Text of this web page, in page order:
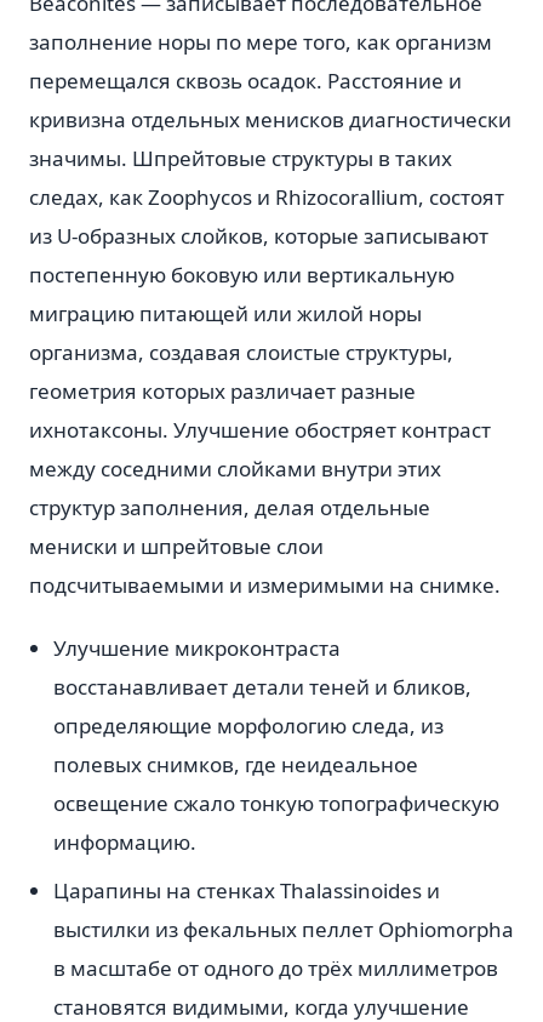
заполнение норы по мере того, как организм
перемещался сквозь осадок. Расстояние и
кривизна отдельных менисков диагностически
значимы. Шпрейтовые структуры в таких
следах, как Zoophycos и Rhizocorallium, состоят
из U-образных слойков, которые записывают
постепенную боковую или вертикальную
миграцию питающей или жилой норы
организма, создавая слоистые структуры,
геометрия которых различает разные
ихнотаксоны. Улучшение обостряет контраст
между соседними слойками внутри этих
структур заполнения, делая отдельные
мениски и шпрейтовые слои
подсчитываемыми и измеримыми на снимке.
Улучшение микроконтраста
восстанавливает детали теней и бликов,
определяющие морфологию следа, из
полевых снимков, где неидеальное
освещение сжало тонкую топографическую
информацию.
Царапины на стенках Thalassinoides и
выстилки из фекальных пеллет Ophiomorpha
в масштабе от одного до трёх миллиметров
становятся видимыми, когда улучшение